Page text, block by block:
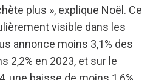
plus », explique Noël. Ce
visible dans les
annonce moins 3,1% des
2,2% en 2023, et sur le